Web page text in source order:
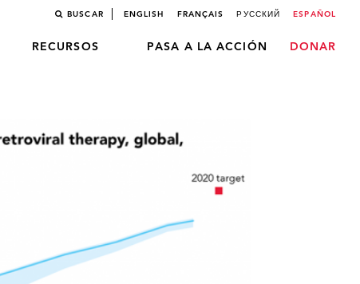
BUSCAR ENGLISH FRANÇAIS РУССКИЙ ESPAÑOL
RECURSOS PASA A LA ACCIÓN DONAR